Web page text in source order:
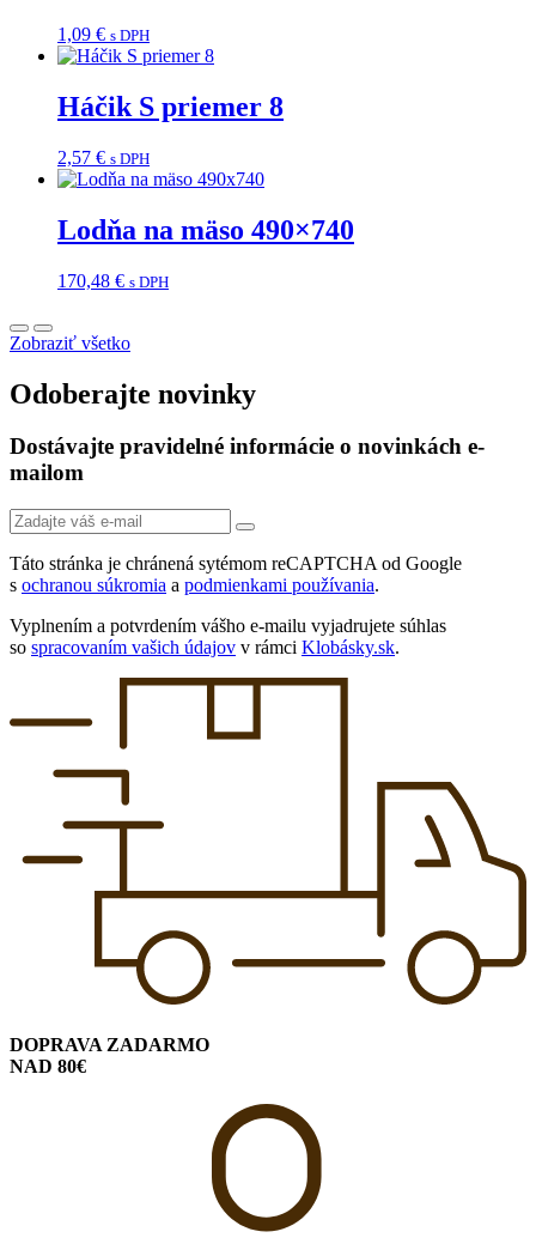
1,09 € s DPH
Háčik S priemer 8
2,57 € s DPH
Lodňa na mäso 490×740
170,48 € s DPH
Zobraziť všetko
Odoberajte novinky
Dostávajte pravidelné informácie o novinkách e-
mailom
Táto stránka je chránená sytémom reCAPTCHA od Google
s ochranou súkromia a podmienkami používania.
Vyplnením a potvrdením vášho e-mailu vyjadrujete súhlas
so spracovaním vašich údajov v rámci Klobásky.sk.
DOPRAVA ZADARMO
NAD 80€